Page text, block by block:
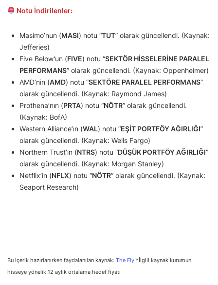
Notu İndirilenler:
Masimo’nun (MASI) notu “TUT” olarak güncellendi. (Kaynak:
Jefferies)
Five Below’un (FIVE) notu “SEKTÖR HİSSELERİNE PARALEL
PERFORMANS” olarak güncellendi. (Kaynak: Oppenheimer)
AMD’nin (AMD) notu “SEKTÖRE PARALEL PERFORMANS”
olarak güncellendi. (Kaynak: Raymond James)
Prothena’nın (PRTA) notu “NÖTR” olarak güncellendi.
(Kaynak: BofA)
Western Alliance’ın (WAL) notu “EŞİT PORTFÖY AĞIRLIĞI”
olarak güncellendi. (Kaynak: Wells Fargo)
Northern Trust’ın (NTRS) notu “DÜŞÜK PORTFÖY AĞIRLIĞI”
olarak güncellendi. (Kaynak: Morgan Stanley)
Netflix’in (NFLX) notu “NÖTR” olarak güncellendi. (Kaynak:
Seaport Research)
Bu içerik hazırlanırken faydalanılan kaynak: The Fly *İlgili kaynak kurumun
hisseye yönelik 12 aylık ortalama hedef fiyatı